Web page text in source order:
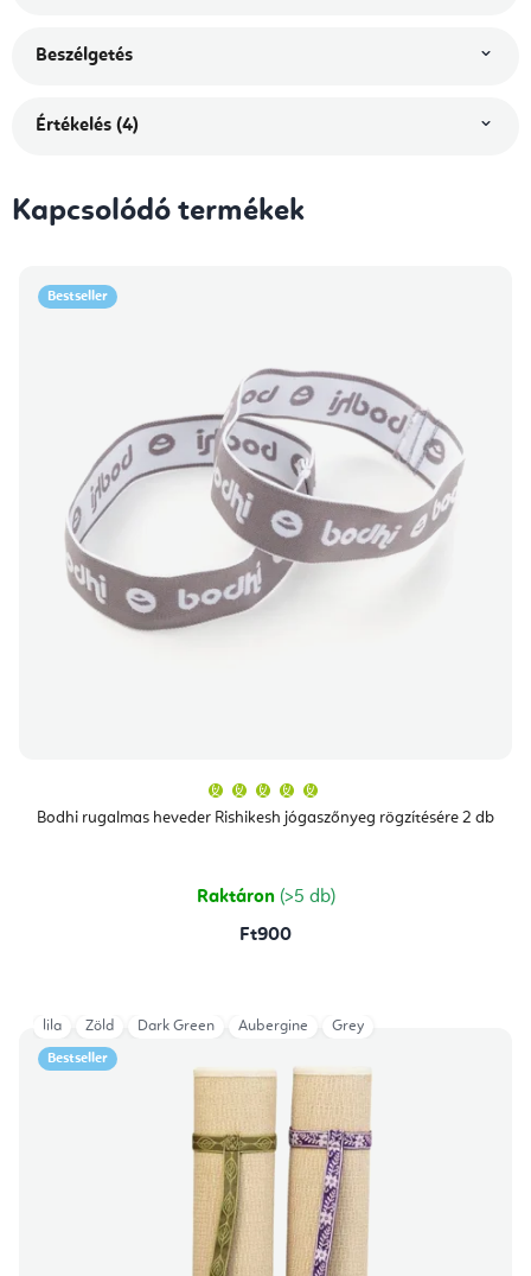
Beszélgetés
Értékelés (4)
Kapcsolódó termékek
Bestseller
Bodhi rugalmas heveder Rishikesh jógaszőnyeg rögzítésére 2 db
átlagos
értékelése
csillag.
Raktáron (>5 db)
Ft900
Bestseller
lila Zöld Dark Green Aubergine Grey